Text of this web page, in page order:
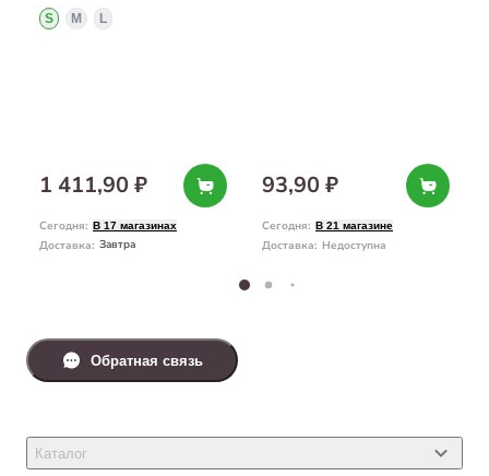
S M L
1 411,90 ₽
Сегодня: В 17 магазинах
Доставка: Завтра
93,90 ₽
Сегодня: В 21 магазине
Доставка: Недоступна
Каталог
Обратная связь